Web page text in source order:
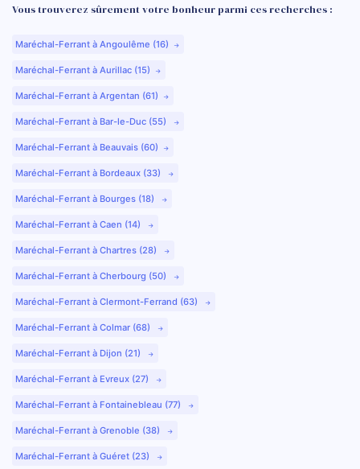
Vous trouverez sûrement votre bonheur parmi ces recherches :
Maréchal-Ferrant à Angoulême (16)
Maréchal-Ferrant à Aurillac (15)
Maréchal-Ferrant à Argentan (61)
Maréchal-Ferrant à Bar-le-Duc (55)
Maréchal-Ferrant à Beauvais (60)
Maréchal-Ferrant à Bordeaux (33)
Maréchal-Ferrant à Bourges (18)
Maréchal-Ferrant à Caen (14)
Maréchal-Ferrant à Chartres (28)
Maréchal-Ferrant à Cherbourg (50)
Maréchal-Ferrant à Clermont-Ferrand (63)
Maréchal-Ferrant à Colmar (68)
Maréchal-Ferrant à Dijon (21)
Maréchal-Ferrant à Evreux (27)
Maréchal-Ferrant à Fontainebleau (77)
Maréchal-Ferrant à Grenoble (38)
Maréchal-Ferrant à Guéret (23)